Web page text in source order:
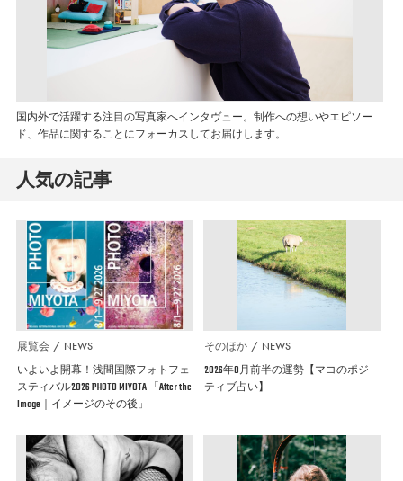
国内外で活躍する注目の写真家へインタヴュー。制作への想いやエピソー
ド、作品に関することにフォーカスしてお届けします。
人気の記事
展覧会 NEWS
いよいよ開幕！浅間国際フォトフェ
スティバル2026 PHOTO MIYOTA 「After the
Image｜イメージのその後」
そのほか NEWS
2026年8月前半の運勢【マコのポジ
ティブ占い】